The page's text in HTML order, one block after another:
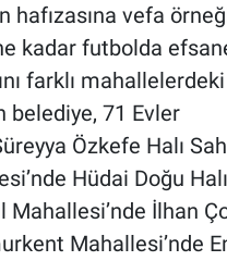
hafızasına vefa
kadar futbolda
farklı
belediye, 71 Evler
Özkefe Halı
Hüdai Doğu Halı
Mahallesi’nde İlhan
Mahallesi’nde